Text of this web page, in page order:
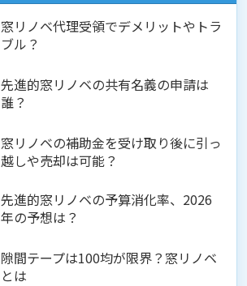
窓リノベ代理受領でデメリットやトラ
ブル？
先進的窓リノベの共有名義の申請は
誰？
窓リノベの補助金を受け取り後に引っ
越しや売却は可能？
先進的窓リノベの予算消化率、2026
年の予想は？
隙間テープは100均が限界？窓リノベ
とは